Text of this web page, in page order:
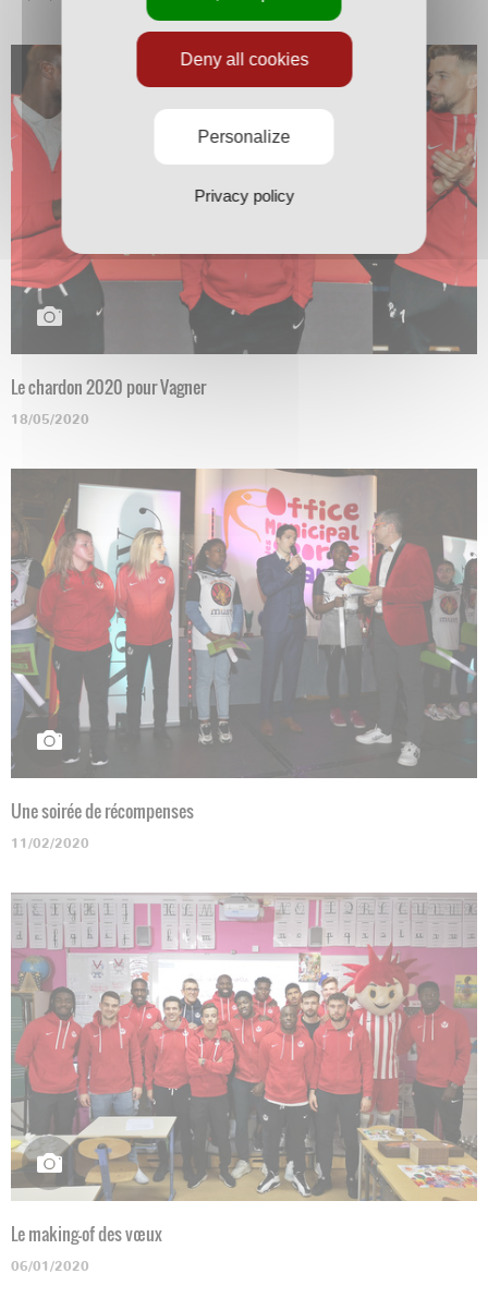
Le chardon 2020 pour Vagner
18/05/2020
Une soirée de récompenses
11/02/2020
Le making-of des vœux
06/01/2020
Deny all cookies
Personalize
Privacy policy